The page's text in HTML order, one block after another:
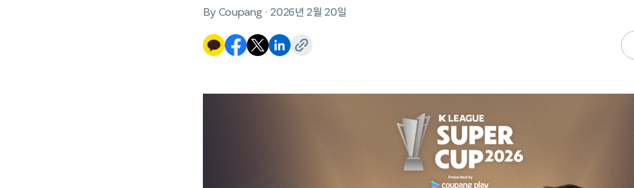
By Coupang · 2026년 2월 20일